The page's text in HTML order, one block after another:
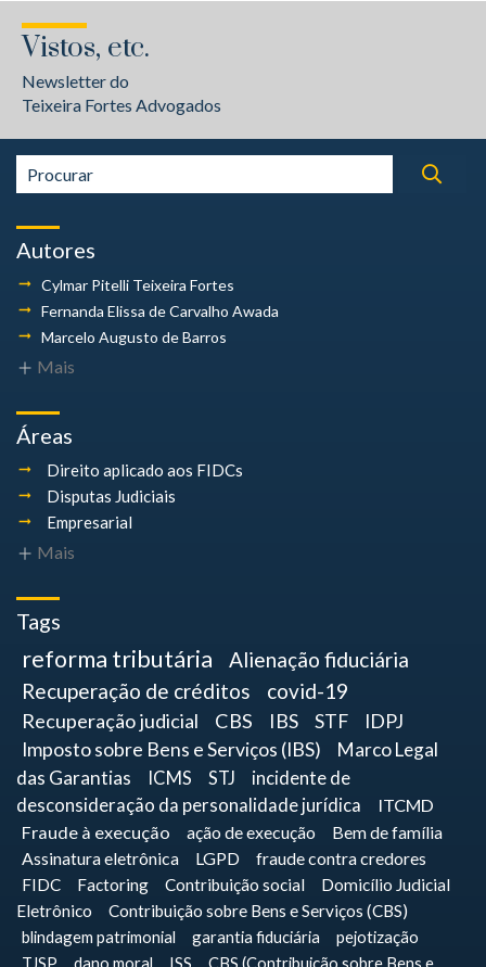
Vistos, etc.
Newsletter do
Teixeira Fortes Advogados
Autores
Cylmar Pitelli Teixeira Fortes
Fernanda Elissa de Carvalho Awada
Marcelo Augusto de Barros
Mais
Áreas
Direito aplicado aos FIDCs
Disputas Judiciais
Empresarial
Mais
Tags
reforma tributária
Alienação fiduciária
Recuperação de créditos
covid-19
Recuperação judicial CBS IBS STF
IDPJ
Imposto sobre Bens e Serviços (IBS)
Marco Legal
das Garantias
ICMS STJ
incidente de
desconsideração da personalidade jurídica
ITCMD
Fraude à execução
ação de execução
Bem de família
Assinatura eletrônica
LGPD fraude contra credores
FIDC Factoring Contribuição social
Domicílio Judicial
Eletrônico
Contribuição sobre Bens e Serviços (CBS)
blindagem patrimonial
garantia fiduciária
pejotização
TJSP
dano moral ISS
CBS (Contribuição sobre Bens e